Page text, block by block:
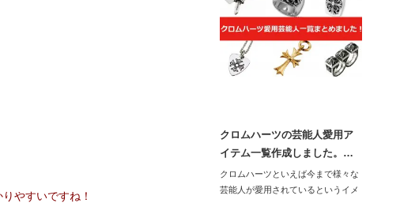
やすいですね！
クロムハーツの芸能人愛用ア
イテム一覧作成しました。…
クロムハーツといえば今まで様々な
芸能人が愛用されているというイメ